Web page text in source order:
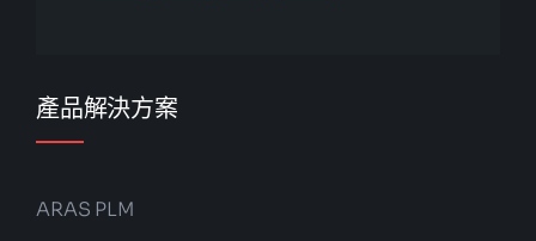
產品解決方案
ARAS PLM